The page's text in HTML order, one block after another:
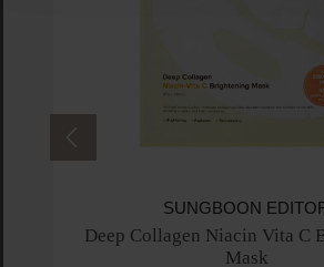
SUNGBOON
Deep Collagen Niacin Vita C
Mask